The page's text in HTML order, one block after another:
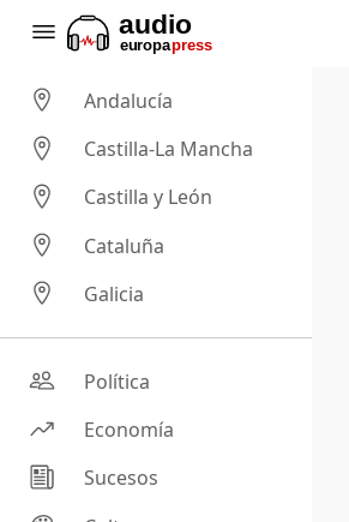
Andalucía
Castilla-La Mancha
Castilla y León
Cataluña
Galicia
Política
Economía
Sucesos